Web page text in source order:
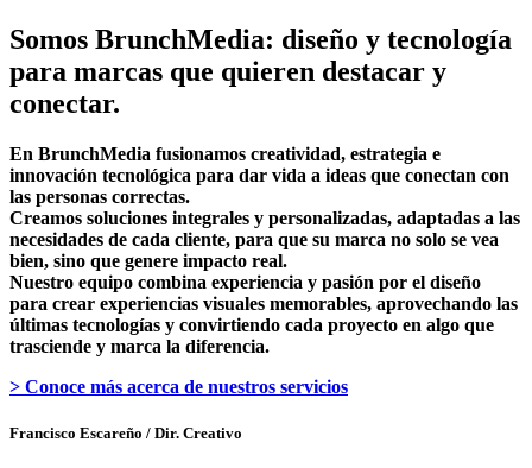
Somos BrunchMedia: diseño y tecnología
para marcas que quieren destacar y
conectar.
En BrunchMedia fusionamos creatividad, estrategia e
innovación tecnológica para dar vida a ideas que conectan con
las personas correctas.
Creamos soluciones integrales y personalizadas, adaptadas a las
necesidades de cada cliente, para que su marca no solo se vea
bien, sino que genere impacto real.
Nuestro equipo combina experiencia y pasión por el diseño
para crear experiencias visuales memorables, aprovechando las
últimas tecnologías y convirtiendo cada proyecto en algo que
trasciende y marca la diferencia.
> Conoce más acerca de nuestros servicios
Francisco Escareño / Dir. Creativo